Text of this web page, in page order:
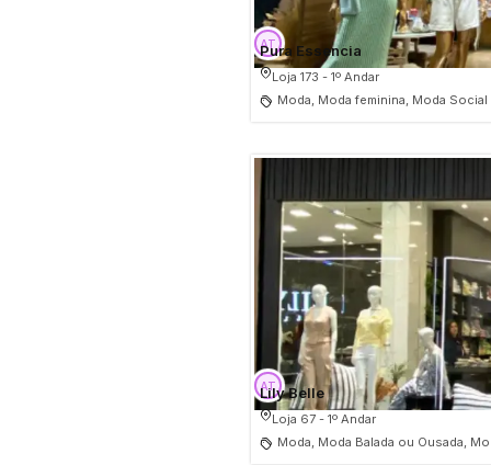
Pura Essencia
Loja 173 - 1º Andar
Moda, Moda feminina, Moda Social
Lily Belle
Loja 67 - 1º Andar
Moda, Moda Balada ou Ousada,